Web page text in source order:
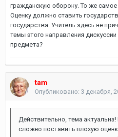
гражданскую оборону. То же самое
Оценку должно ставить
государства. Учитель здесь не
темы этого направления
предмета?
tam
Опубликовано: 3 декабря,
Действительно, тема
сложно поставить плохую